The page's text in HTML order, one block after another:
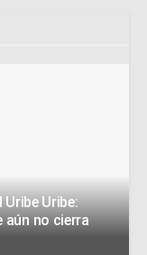
Uribe:
aún no cierra